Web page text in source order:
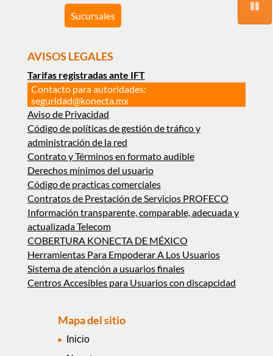
Sucursales
AVISOS LEGALES
Tarifas registradas ante IFT
Contacto para autoridades:
seguridad@konecta.mx
Aviso de Privacidad
Código de políticas de gestión de tráfico y
administración de la red
Contrato y Términos en formato audible
Derechos mínimos del usuario
Código de practicas comerciales
Contratos de Prestación de Servicios PROFECO
Información transparente, comparable, adecuada y
actualizada Telecom
COBERTURA KONECTA DE MÉXICO
Herramientas Para Empoderar A Los Usuarios
Sistema de atención a usuarios finales
Centros Accesibles para Usuarios con discapcidad
Mapa del sitio
Inicio